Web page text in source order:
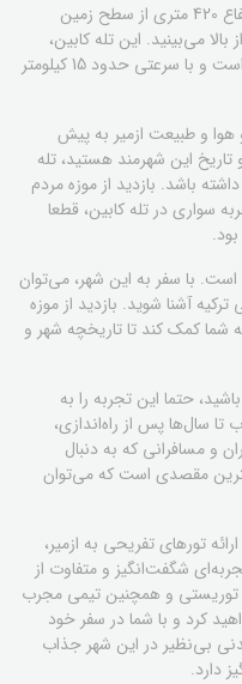
با سوار شدن به تله فریک ازمیر، شما به ارتفاع 420 متری از سطح زمین
می‌بینید. این تله کابین،
پیشرفته‌ترین تاسیسات توریستی در ازمیر است و با سرعتی حدود 15 کیلومتر
هوا و طبیعت ازمیر به پیش
این شهر‌مند هستید، تله
باشد. بازدید از موزه مردم
سواری در تله کابین، قطعا
است. با سفر به این شهر، می‌توان
آشنا شوید. بازدید از موزه
شما کمک کند تا تاریخچه شهر و
حتما این تجربه را به
سال‌ها پس از راه‌اندازی،
و مسافرانی که به دنبال
مقصدی است که می‌توان
تورهای تفریحی به ازمیر،
شگفت‌انگیز و متفاوت از
توریستی و همچنین تیمی مجرب
کرد و با شما در سفر خود
بی‌نظیر در این شهر جذاب
دارد.